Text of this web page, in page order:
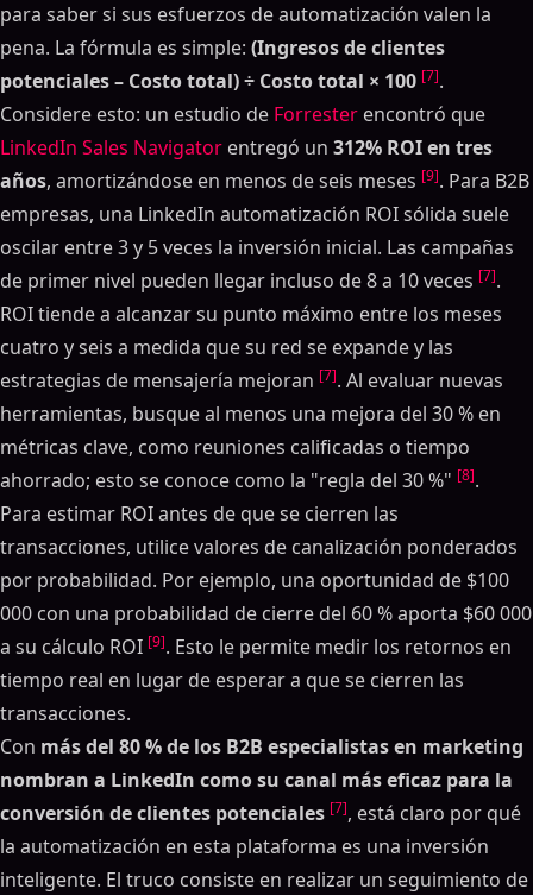
para saber si sus esfuerzos de automatización valen la
pena. La fórmula es simple: (Ingresos de clientes
potenciales – Costo total) ÷ Costo total × 100 [7].
Considere esto: un estudio de Forrester encontró que
LinkedIn Sales Navigator entregó un 312% ROI en tres
años, amortizándose en menos de seis meses [9]. Para B2B
empresas, una LinkedIn automatización ROI sólida suele
oscilar entre 3 y 5 veces la inversión inicial. Las campañas
de primer nivel pueden llegar incluso de 8 a 10 veces [7].
ROI tiende a alcanzar su punto máximo entre los meses
cuatro y seis a medida que su red se expande y las
estrategias de mensajería mejoran [7]. Al evaluar nuevas
herramientas, busque al menos una mejora del 30 % en
métricas clave, como reuniones calificadas o tiempo
ahorrado; esto se conoce como la "regla del 30 %" [8].
Para estimar ROI antes de que se cierren las
transacciones, utilice valores de canalización ponderados
por probabilidad. Por ejemplo, una oportunidad de $100
000 con una probabilidad de cierre del 60 % aporta $60 000
a su cálculo ROI [9]. Esto le permite medir los retornos en
tiempo real en lugar de esperar a que se cierren las
transacciones.
Con más del 80 % de los B2B especialistas en marketing
nombran a LinkedIn como su canal más eficaz para la
conversión de clientes potenciales [7], está claro por qué
la automatización en esta plataforma es una inversión
inteligente. El truco consiste en realizar un seguimiento de